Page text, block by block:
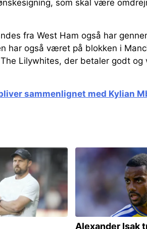
som skal være
fra West Ham også har
har også været på blokken i
Lilywhites, der betaler godt og
sammenlignet med Kylian